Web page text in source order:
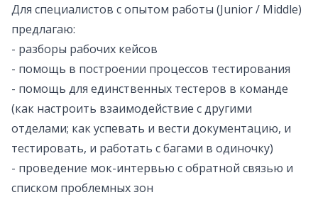
Для специалистов с опытом работы (Junior / Middle)
предлагаю:
- разборы рабочих кейсов
- помощь в построении процессов тестирования
- помощь для единственных тестеров в команде
(как настроить взаимодействие с другими
отделами; как успевать и вести документацию, и
тестировать, и работать с багами в одиночку)
- проведение мок-интервью с обратной связью и
списком проблемных зон